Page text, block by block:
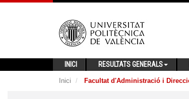
INICI RESULTATS GENERALS
Inici Facultat d'Administració i